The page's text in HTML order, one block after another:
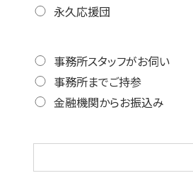
永久応援団
事務所スタッフがお伺い
事務所までご持参
金融機関からお振込み